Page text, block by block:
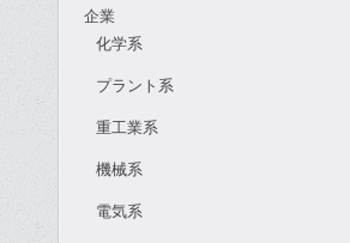
企業
化学系
プラント系
重工業系
機械系
電気系